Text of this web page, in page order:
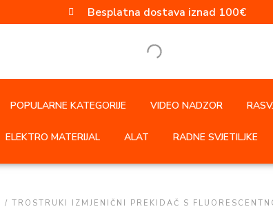
Besplatna dostava iznad 100€
POPULARNE KATEGORIJE VIDEO NADZOR
ELEKTRO MATERIJAL ALAT RADNE SVJETILJKE
/ TROSTRUKI IZMJENIČNI PREKIDAČ S